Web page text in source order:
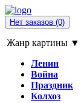
Нет заказов (0)
Жанр картины ▼
Ленин
Война
Праздник
Колхоз